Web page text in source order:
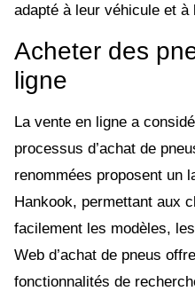
adapté à leur véhicule et
Acheter des
ligne
La vente en ligne a
processus d’achat de
renommées proposent un
Hankook, permettant aux
facilement les modèles,
Web d’achat de pneus
fonctionnalités de